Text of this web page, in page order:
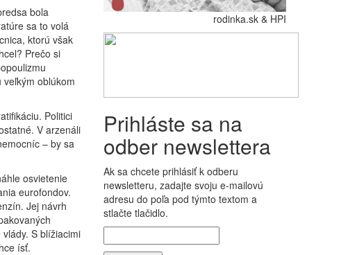
bola
sa to volá
ktorú však
Prečo si
oblúkom
Politici
V arzenáli
– by sa
osvietenie
eurofondov.
Jej návrh
S blížiacimi
ísť.
rodinka.sk & HPI
Prihláste sa na
odber newslettera
Ak sa chcete prihlásiť k odberu
newsletteru, zadajte svoju e-mailovú
adresu do poľa pod týmto textom a
stlačte tlačidlo.